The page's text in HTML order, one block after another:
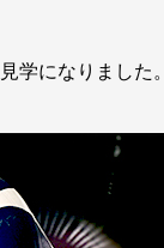
学になりました。